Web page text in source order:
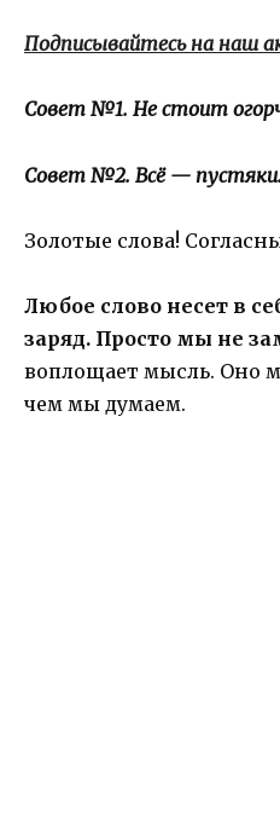
Подписывайтесь на наш
Совет №1. Не стоит
Совет №2. Всё — пустяки.
Золотые слова!
Любое слово несет в
заряд. Просто мы не
воплощает мысль. Оно
чем мы думаем.